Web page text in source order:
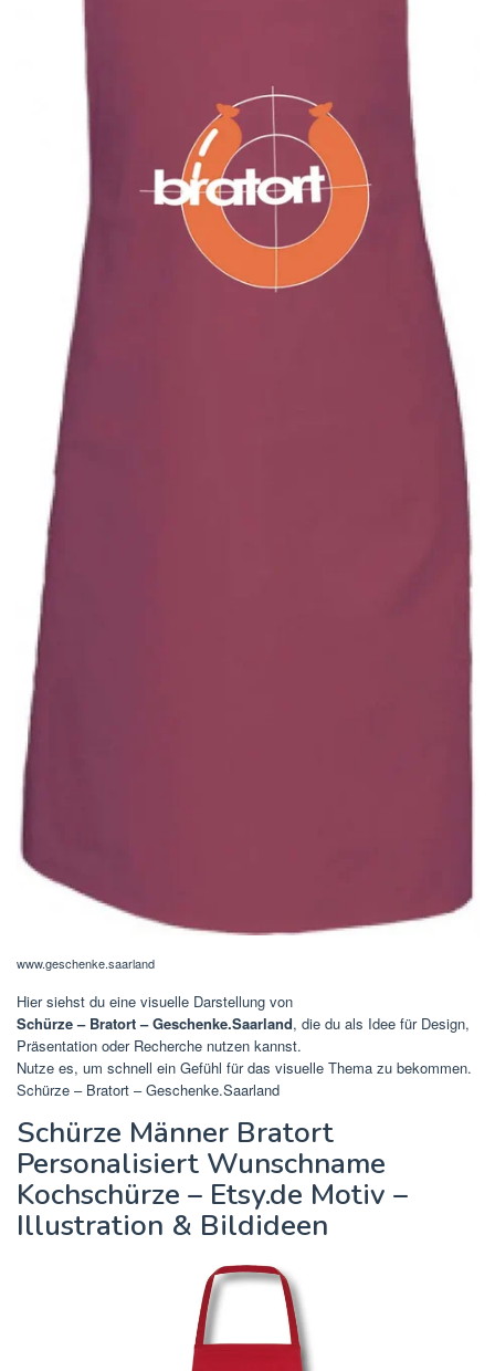
www.geschenke.saarland
Hier siehst du eine visuelle Darstellung von
Schürze – Bratort – Geschenke.Saarland, die du als Idee für Design,
Präsentation oder Recherche nutzen kannst.
Nutze es, um schnell ein Gefühl für das visuelle Thema zu bekommen.
Schürze – Bratort – Geschenke.Saarland
Schürze Männer Bratort
Personalisiert Wunschname
Kochschürze – Etsy.de Motiv –
Illustration & Bildideen